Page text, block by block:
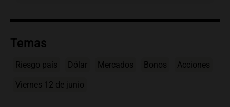
Temas
Riesgo país Dólar Mercados Bonos Acciones
Viernes 12 de junio